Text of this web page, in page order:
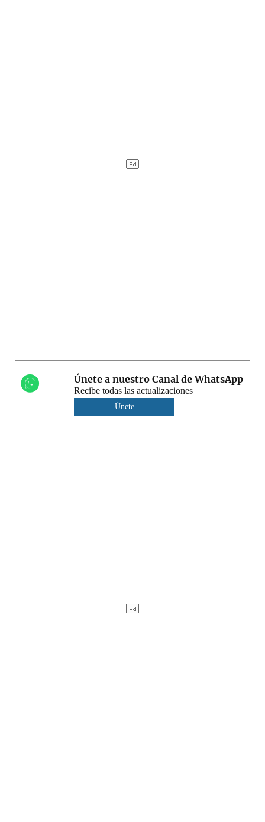
Únete a nuestro Canal de WhatsApp
Recibe todas las actualizaciones
Únete